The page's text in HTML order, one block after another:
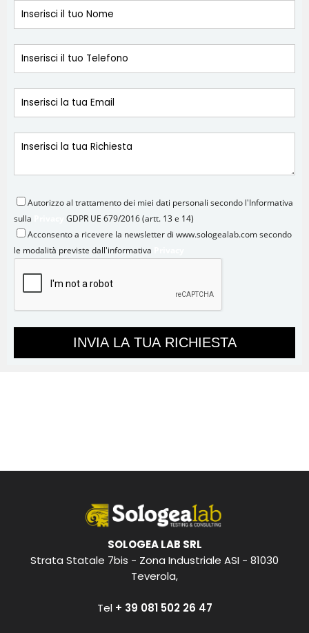
Autorizzo al trattamento dei miei dati personali secondo l'Informativa
sulla
GDPR UE 679/2016 (artt. 13 e 14)
Acconsento a ricevere la newsletter di www.sologealab.com secondo
le modalità previste dall'informativa
SOLOGEA LAB SRL
Strata Statale 7bis - Zona Industriale ASI - 81030
Teverola,
Tel + 39 081 502 26 47